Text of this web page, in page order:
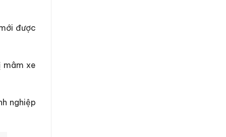
được
mâm xe
nghiệp